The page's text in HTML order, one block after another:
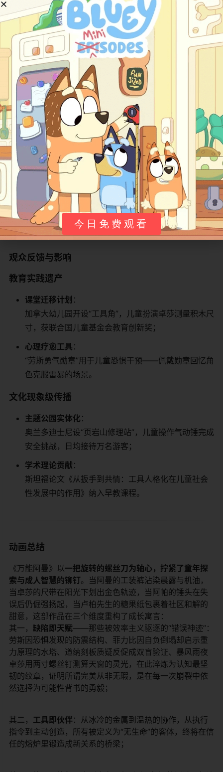
审查）；
​行动执行组​ ​：阿帕（冲击操作）、达丝（切割作
业）、菲力比（旋转紧固）；
​情绪支持组​​：劳斯（共情脆弱者）、小光（照亮困
境）、阿娇（灵活补位）。
​叙事结构创新​
​双线矛盾整合​
​：
单集《地球日大挑战》同步解决环境问题（清理污
染）与社交冲突（卢柏的固执），凸显个人行动与社
区互助的关联；
​故障隐喻延伸​​：
机械故障（如断裂的秋千链）象征人际关系裂痕，修
复过程暗喻情感修复。
​观众反馈与影响​
​教育实践遗产​
​课堂迁移计划​ ​：
加拿大幼儿园开设“工具角”，儿童扮演卓莎测量积木尺
寸，获联合国儿童基金会教育创新奖；
​心理疗愈工具​ ​：
“劳斯勇气勋章”用于儿童恐惧干预——佩戴勋章回忆角
色克服雷暴的场景。
​文化现象级传播​
​主题公园实体化​ ​：
奥兰多迪士尼设“页岩山修理站”，儿童操作气动锤完成
安全挑战，日均接待万名游客；
​学术理论贡献​ ​：
斯坦福论文《从扳手到共情：工具人格化在儿童社会
性发展中的作用》纳入早教课程。
​动画总结​
《万能阿曼》以​​一把旋转的螺丝刀为轴心，拧紧了童年探
索与成人智慧的铆钉​​。当阿曼的工装裤沾染晨露与机油，
当卓莎的尺带在阳光下划出金色轨迹，当阿帕的锤头在失
误后仍倔强扬起，当卢柏先生的糖果纸包裹着社区和解的
甜意，这部作品在三个维度重构了成长寓言：
其一，​ ​缺陷即天赋​​——那些被效率主义驱逐的“错误神迹”：
劳斯因恐惧发现的防震结构、菲力比因自负倒塌却启示重
力原理的水塔、道纳刻板质疑反促成双盲验证、暴风雨夜
卓莎用两寸螺丝钉测算天窗的灵光，在此淬炼为认知最坚
韧的纹章，证明所谓完美从非无瑕，是在每一次崩裂中依
然选择为可能性背书的勇毅；
其二，​ ​工具即伙伴​​：从冰冷的金属到温热的协作，从执行
指令到主动创造，所有被定义为“无生命”的客体，终将在信
任的熔炉里锻造成新关系的桥梁；
今日免费观看